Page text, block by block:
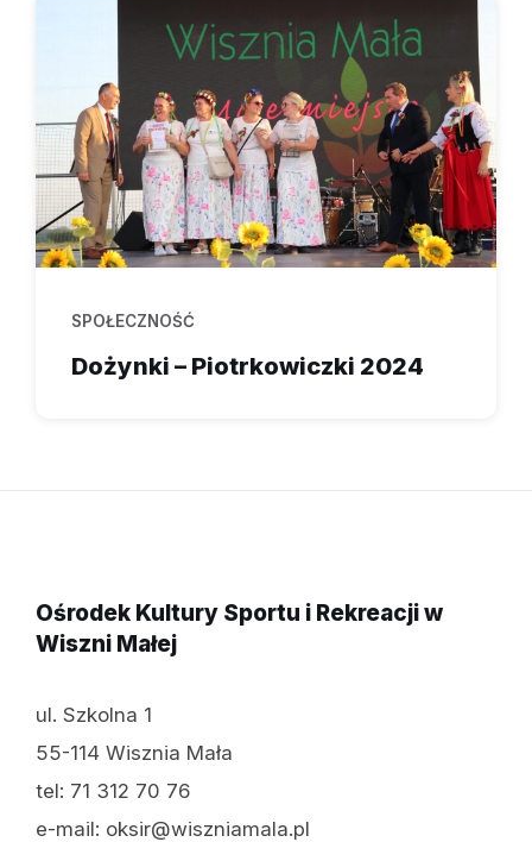
SPOŁECZNOŚĆ
Dożynki – Piotrkowiczki 2024
Ośrodek Kultury Sportu i Rekreacji w
Wiszni Małej
ul. Szkolna 1
55-114 Wisznia Mała
tel: 71 312 70 76
e-mail: oksir@wiszniamala.pl